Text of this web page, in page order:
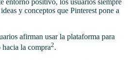
y conceptos que Pinterest pone a
afirman usar la plataforma para
la compra2.